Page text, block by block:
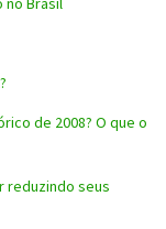
de 2008? O que o
reduzindo seus